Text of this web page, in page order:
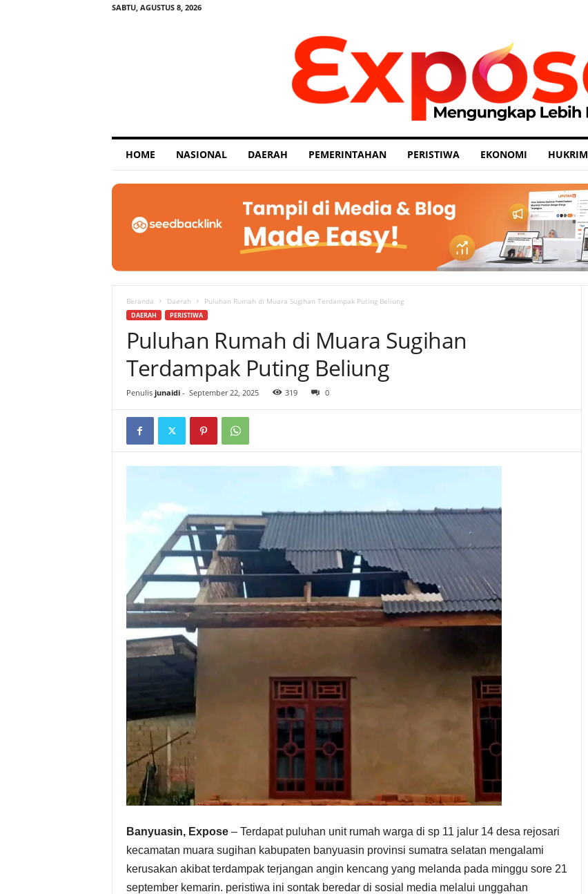
SABTU, AGUSTUS 8, 2026
p
o
HOME NASIONAL DAERAH PEMERINTAHAN PERISTIWA EKONOMI HUKRIM
Beranda Daerah Puluhan Rumah di Muara Sugihan Terdampak Puting Beliung
DAERAH PERISTIWA
Puluhan Rumah di Muara Sugihan
Terdampak Puting Beliung
Penulis junaidi- September 22, 2025 319 0
Banyuasin, Expose– Terdapat puluhan unit rumah warga di sp 11 jalur 14 desa rejosari
kecamatan muara sugihan kabupaten banyuasin provinsi sumatra selatan mengalami
kerusakan akibat terdampak terjangan angin kencang yang melanda pada minggu sore 21
september kemarin. peristiwa ini sontak beredar di sosial media melalui unggahan